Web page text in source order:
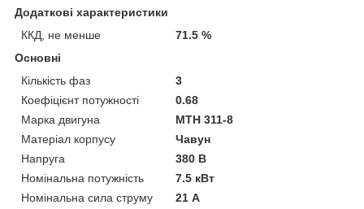
Додаткові характеристики
ККД, не менше
71.5 %
Основні
Кількість фаз
3
Коефіцієнт потужності
0.68
Марка двигуна
MTH 311-8
Матеріал корпусу
Чавун
Напруга
380 В
Номінальна потужність
7.5 кВт
Номінальна сила струму
21 А